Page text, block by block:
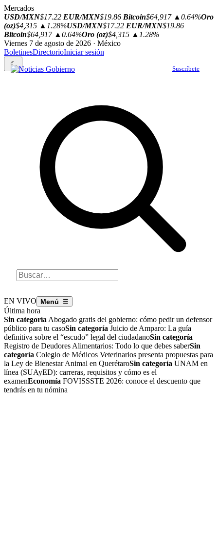
Mercados
USD/MXN$17.22 EUR/MXN$19.86 Bitcoin$64,917 ▲0.64%Oro
(oz)$4,315 ▲1.28%USD/MXN$17.22 EUR/MXN$19.86
Bitcoin$64,917 ▲0.64%Oro (oz)$4,315 ▲1.28%
Viernes 7 de agosto de 2026 · México
BoletinesDirectorioIniciar sesión
☾
Suscríbete
EN VIVO ☰
Última hora
Sin categoríaAbogado gratis del gobierno: cómo pedir un defensor
público para tu casoSin categoría Juicio de Amparo: La guía
definitiva sobre el “escudo” legal del ciudadanoSin categoría
Registro de Deudores Alimentarios: Todo lo que debes saberSin
categoría Colegio de Médicos Veterinarios presenta propuestas para
la Ley de Bienestar Animal en QuerétaroSin categoría UNAM en
línea (SUAyED): carreras, requisitos y cómo es el
examenEconomía FOVISSSTE 2026: conoce el descuento que
tendrás en tu nómina